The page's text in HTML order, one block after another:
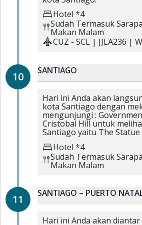
Hotel *4
Sudah Termasuk
Makan Malam
CUZ - SCL | JJLA236 |
10 SANTIAGO
Hari ini Anda akan
kota Santiago dengan
mengunjungi :
Cristobal Hill untuk
Santiago yaitu The
Hotel *4
Sudah Termasuk
Makan Malam
11 SANTIAGO – PUERTO
Hari ini Anda akan